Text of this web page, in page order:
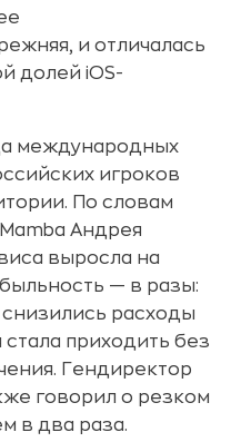
и отличалась
долей iOS-
международных
игроков
По словам
Андрея
выросла на
— в разы:
расходы
приходить без
Гендиректор
говорил о резком
в два раза.